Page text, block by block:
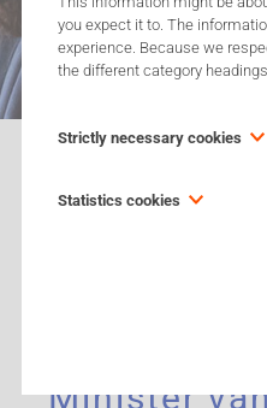
Minister
you expect it to. The
experience. Because we
the different category
Strictly necessary cookies
These cookies are
example only uses one 'stricly
Statistics cookies
pages you visited and which
aggregated and, therefore,
third-party analytics service